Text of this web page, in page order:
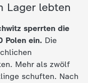
Lager lebten
sperrten die
Polen ein. Die
Mehr als zwölf
schuften. Nach